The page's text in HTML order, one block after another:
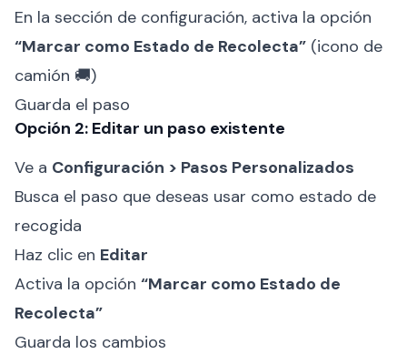
En la sección de configuración, activa la opción
“Marcar como Estado de Recolecta” (icono de
camión 🚚)
Guarda el paso
Opción 2: Editar un paso existente
Ve a Configuración > Pasos Personalizados
Busca el paso que deseas usar como estado de
recogida
Haz clic en Editar
Activa la opción “Marcar como Estado de
Recolecta”
Guarda los cambios